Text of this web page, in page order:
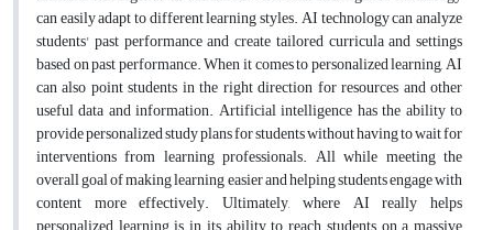
can easily adapt to different learning styles. AI technology can analyze
students' past performance and create tailored curricula and settings
based on past performance. When it comes to personalized learning, AI
can also point students in the right direction for resources and other
useful data and information. Artificial intelligence has the ability to
provide personalized study plans for students without having to wait for
interventions from learning professionals. All while meeting the
overall goal of making learning easier and helping students engage with
content more effectively. Ultimately, where AI really helps